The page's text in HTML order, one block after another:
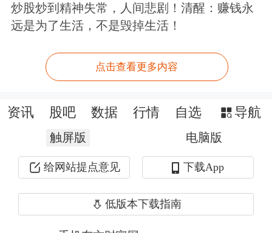
突破8000亿元，期末持股市值突破2.5
板块倾斜，重仓股迎来大洗牌。
陆股通是境外资金布局内地资产的重要
渠道，虽然北向资金持股按季度进行公
布，但其市场关注度始终居高不下，更
成为龙虎榜“常客”。
炒股炒到精神失常，人间悲剧！清醒：赚钱永
远是为了生活，不是毁掉生活！
点击查看更多内容
资讯 股吧 数据 行情 自选 导航
触屏版 电脑版
给网站提点意见 下载App
低版本下载指南